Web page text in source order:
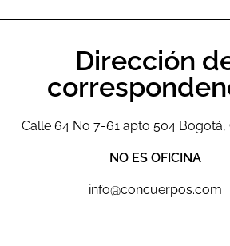
Dirección
Calle 64 No 7-61 apto 504 Bogotá,
NO ES OFICINA
info@concuerpos.com